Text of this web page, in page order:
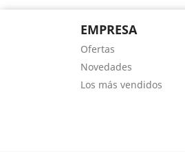
EMPRESA
Ofertas
Novedades
Los más vendidos